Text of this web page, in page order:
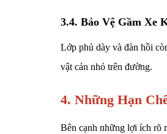
3.4. Bảo Vệ Gầm Xe
Lớp phủ dày và đàn hồi
vật cản nhỏ trên đường.
4. Những Hạn
Bên cạnh những lợi ích rõ